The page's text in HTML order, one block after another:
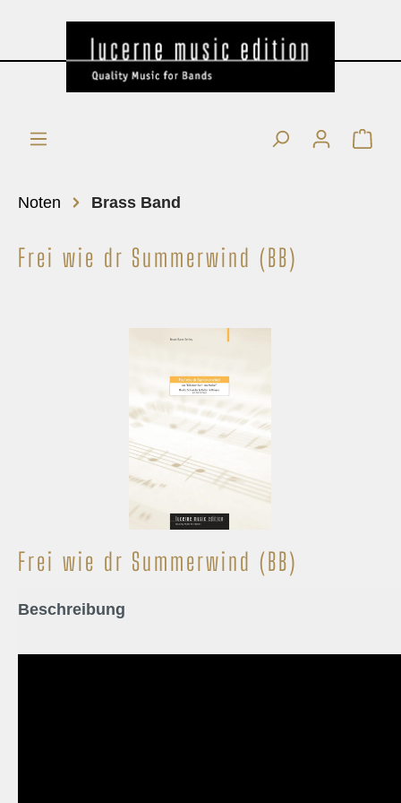
Noten Brass Band
Frei wie dr Summerwind (BB)
Frei wie dr Summerwind (BB)
Beschreibung